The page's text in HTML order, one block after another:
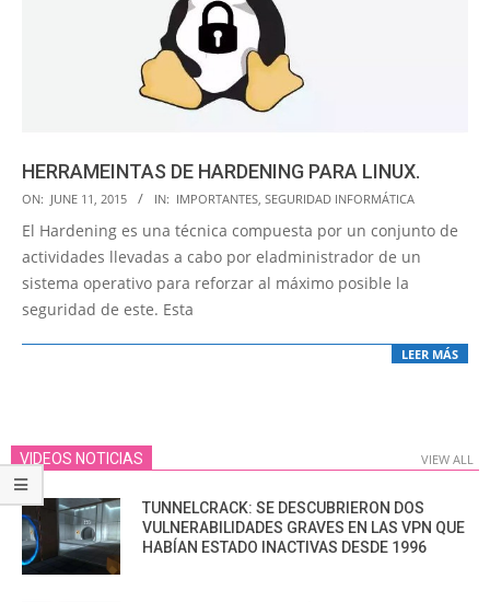
HERRAMEINTAS DE HARDENING PARA LINUX.
2015-
06-
ON: JUNE 11, 2015 IN: IMPORTANTES SEGURIDAD INFORMÁTICA
El Hardening es una técnica compuesta por un conjunto de
actividades llevadas a cabo por eladministrador de un
sistema operativo para reforzar al máximo posible la
seguridad de este. Esta
LEER MÁS
VIDEOS NOTICIAS VIEW ALL
TUNNELCRACK: SE DESCUBRIERON DOS
VULNERABILIDADES GRAVES EN LAS VPN QUE
HABÍAN ESTADO INACTIVAS DESDE 1996